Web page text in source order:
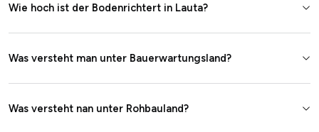
Wie hoch ist der Bodenrichtert in Lauta?
Was versteht man unter Bauerwartungsland?
Was versteht nan unter Rohbauland?